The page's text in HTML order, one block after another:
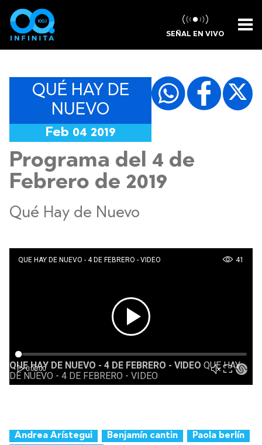
SEÑAL EN VIVO
QUÉ HAY DE
NUEVO
Feb 04 2019
Programa del 4 de
Febrero de 2019
Qué Hay de Nuevo
Andrea Arístegui Benjamín cantin
Paola berlín